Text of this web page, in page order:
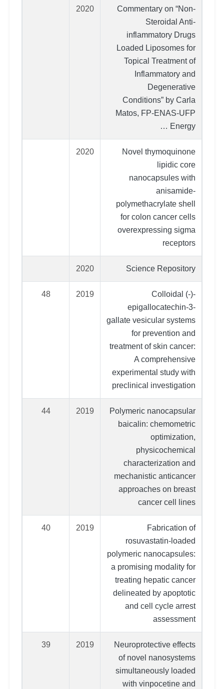
Commentary on “Non-
Steroidal Anti-
inflammatory Drugs
Loaded Liposomes for
Topical Treatment of
Inflammatory and
Degenerative
Conditions” by Carla
Matos, FP-ENAS-UFP
Energy …
2020
Novel thymoquinone
lipidic core
nanocapsules with
anisamide-
polymethacrylate shell
for colon cancer cells
overexpressing sigma
receptors
2020
Science Repository
2020
Colloidal (-)-
epigallocatechin-3-
gallate vesicular systems
for prevention and
treatment of skin cancer:
A comprehensive
experimental study with
preclinical investigation
2019
48
Polymeric nanocapsular
baicalin: chemometric
optimization,
physicochemical
characterization and
mechanistic anticancer
approaches on breast
cancer cell lines
2019
44
Fabrication of
rosuvastatin-loaded
polymeric nanocapsules:
a promising modality for
treating hepatic cancer
delineated by apoptotic
and cell cycle arrest
assessment
2019
40
Neuroprotective effects
of novel nanosystems
simultaneously loaded
with vinpocetine and
2019
39